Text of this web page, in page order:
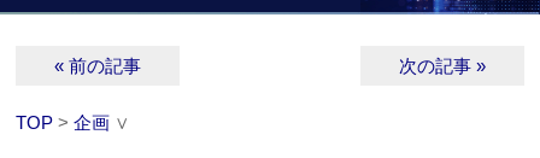
« 前の記事 次の記事 »
TOP >企画 ∨